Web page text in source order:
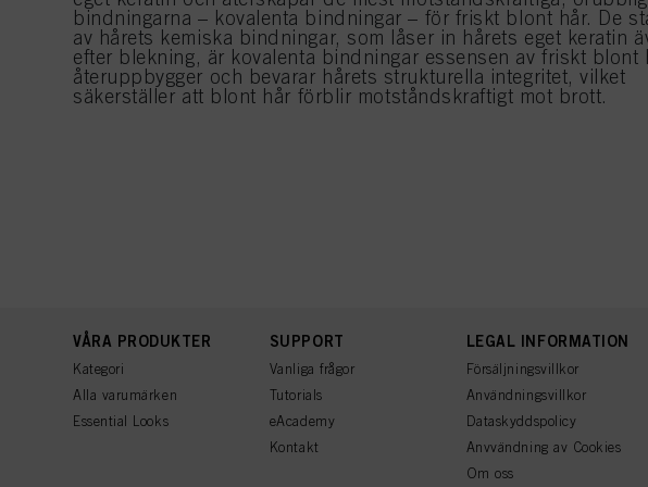
bindningarna – kovalenta bindningar – för friskt blont hår. De
av hårets kemiska bindningar, som låser in hårets eget keratin
efter blekning, är kovalenta bindningar essensen av friskt blont
återuppbygger och bevarar hårets strukturella integritet, vilket
säkerställer att blont hår förblir motståndskraftigt mot brott.
VÅRA PRODUKTER
Kategori
Alla varumärken
Essential Looks
SUPPORT
Vanliga frågor
Tutorials
eAcademy
Kontakt
LEGAL INFORMATION
Försäljningsvillkor
Användningsvillkor
Dataskyddspolicy
Anvvändning av Cookies
Om oss